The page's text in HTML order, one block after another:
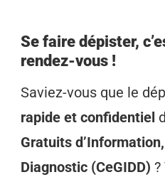
Se faire dépister,
rendez-vous !
Saviez-vous que le
rapide et confidentiel
Gratuits
Diagnostic (CeGIDD) ?